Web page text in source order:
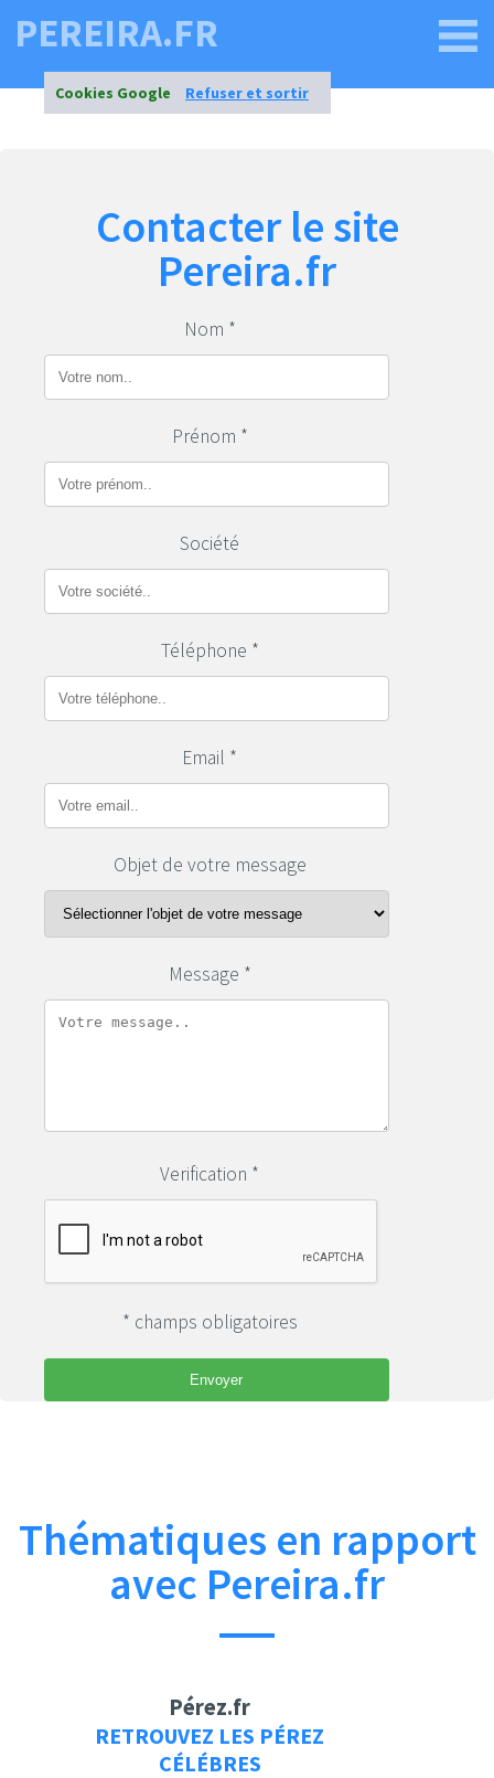
Cookies Google Refuser et sortir
PEREIRA.FR
Contacter le site
Pereira.fr
Nom *
Prénom *
Société
Téléphone *
Email *
Objet de votre message
Message *
Verification *
* champs obligatoires
Thématiques en rapport
avec Pereira.fr
Pérez.fr
RETROUVEZ LES PÉREZ
CÉLÉBRES